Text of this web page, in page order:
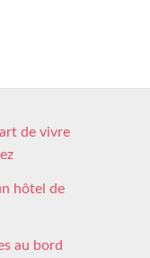
de vivre
hôtel de
au bord